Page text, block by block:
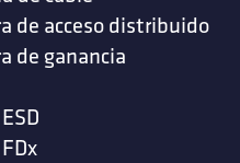
de acceso distribuido
de ganancia